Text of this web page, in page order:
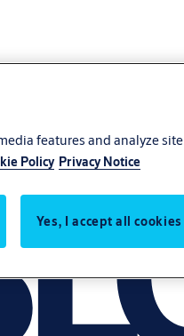
features and analyze site
Policy Privacy Notice
Yes, I accept all cookies